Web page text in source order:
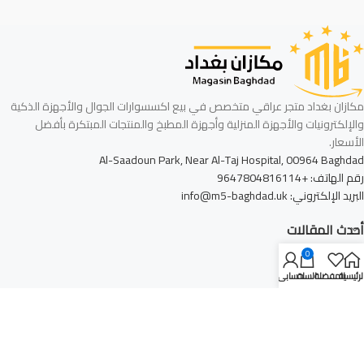
مكازان بغداد متجر عراقي متخصص في بيع اكسسوارات الجوال والأجهزة الذكية
والإلكترونيات والأجهزة المنزلية وأجهزة المطبخ والمنتجات المبتكرة بأفضل
الأسعار.
Al-Saadoun Park, Near Al-Taj Hospital, 00964 Baghdad
رقم الهاتف: +9647804816114
البريد الإلكتروني: info@m5-baghdad.uk
أحدث المقالات
أشهر التصنيفات
المفضلة
0
السلةحسابي